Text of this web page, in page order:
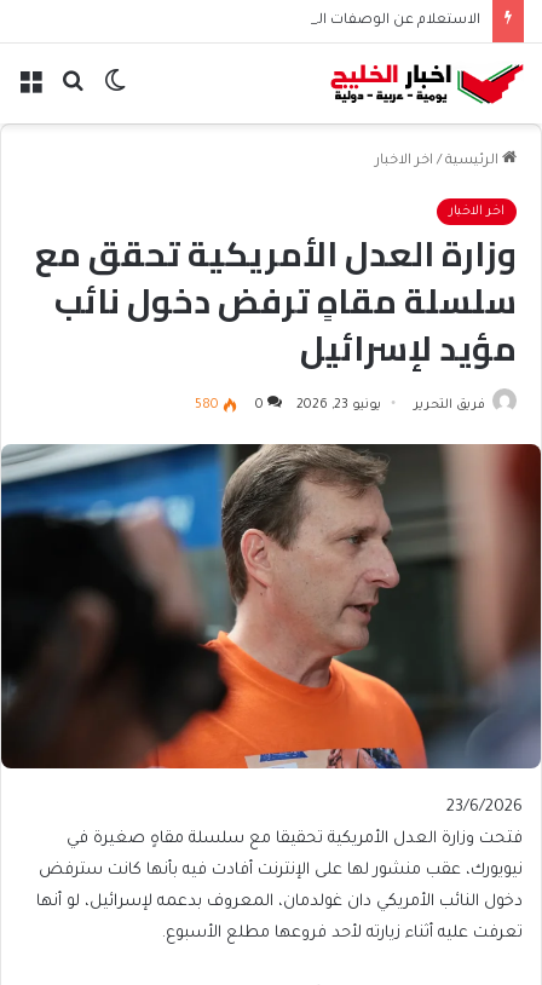
الاستعلام عن الوصفات الطبية عبر صحتي | طريقة عرض الوصفات
بحث الوضع
الرئيسية / اخر الاخبار
اخر الاخبار
وزارة العدل الأمريكية تحقق مع
سلسلة مقاهٍ ترفض دخول نائب
مؤيد لإسرائيل
فريق التحرير يونيو 23, 2026 0
580
Published
On
23/6/2026
23/6/2026
فتحت وزارة العدل الأمريكية تحقيقا مع سلسلة مقاهٍ صغيرة في
نيويورك، عقب منشور لها على الإنترنت أفادت فيه بأنها كانت سترفض
دخول النائب الأمريكي دان غولدمان، المعروف بدعمه لإسرائيل، لو أنها
تعرفت عليه أثناء زيارته لأحد فروعها مطلع الأسبوع.